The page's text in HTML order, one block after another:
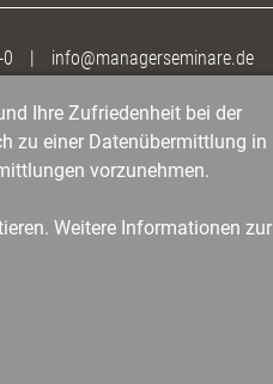
| info@managerseminare.de
Ihre Zufriedenheit bei der
zu einer Datenübermittlung in
vorzunehmen.
Weitere Informationen zur